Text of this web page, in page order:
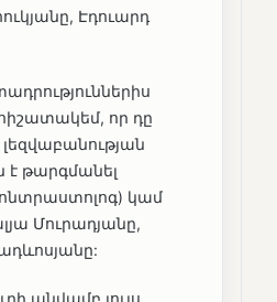
Էդուարդ
որ դը
լեզվաբանության
է թարգմանել
կամ
Մուրադյանը,
անվամբ լույս